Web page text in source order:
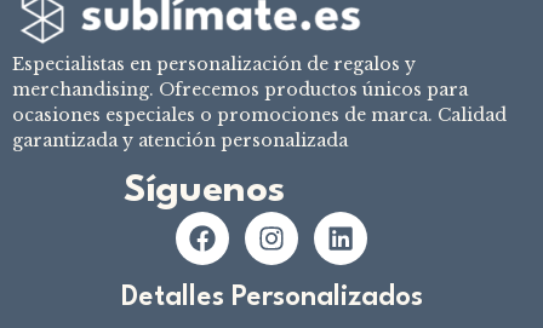
Especialistas en personalización de regalos y
merchandising. Ofrecemos productos únicos para
ocasiones especiales o promociones de marca. Calidad
garantizada y atención personalizada
Síguenos
Detalles Personalizados